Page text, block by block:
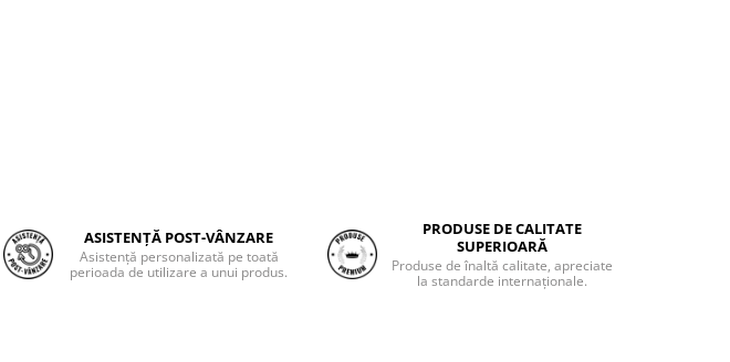
ASISTENȚĂ POST-VÂNZARE
Asistență personalizată pe toată
perioada de utilizare a unui produs.
PRODUSE DE CALITATE
SUPERIOARĂ
Produse de înaltă calitate, apreciate
la standarde internaționale.